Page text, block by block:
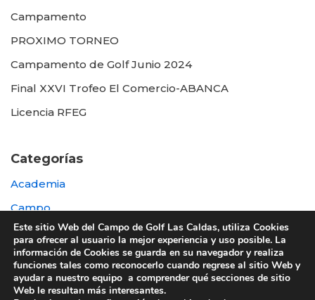
Campamento
PROXIMO TORNEO
Campamento de Golf Junio 2024
Final XXVI Trofeo El Comercio-ABANCA
Licencia RFEG
Categorías
Academia
Campo
Destacada
Otras
Este sitio Web del Campo de Golf Las Caldas, utiliza Cookies
para ofrecer al usuario la mejor experiencia y uso posible. La
información de Cookies se guarda en su navegador y realiza
funciones tales como reconocerlo cuando regrese al sitio Web y
ayudar a nuestro equipo a comprender qué secciones de sitio
Web le resultan más interesantes.